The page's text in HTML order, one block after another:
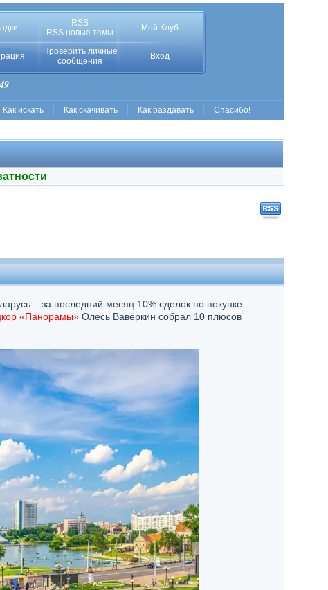
RSS
RSS новые темы
Мой Клуб
Проверить личные
сообщения
Вход
Как искать Как скачивать Как раздавать Спасибо!
– за последний месяц 10% сделок по покупке
«Панорамы»Олесь Вавёркин собрал 10 плюсов